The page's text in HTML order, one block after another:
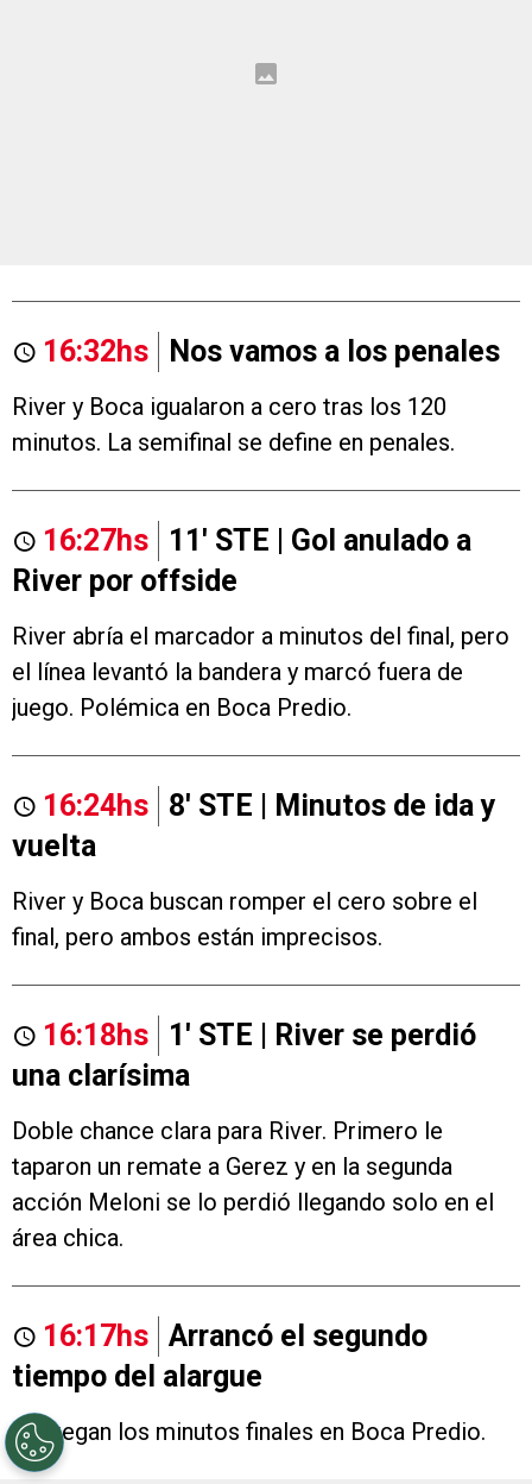
16:32hs Nos vamos a los penales
River y Boca igualaron a cero tras los 120
minutos. La semifinal se define en penales.
16:27hs
11' STE | Gol anulado a
River por offside
River abría el marcador a minutos del final, pero
el línea levantó la bandera y marcó fuera de
juego. Polémica en Boca Predio.
16:24hs
8' STE | Minutos de ida y
vuelta
River y Boca buscan romper el cero sobre el
final, pero ambos están imprecisos.
16:18hs
1' STE | River se perdió
una clarísima
Doble chance clara para River. Primero le
taparon un remate a Gerez y en la segunda
acción Meloni se lo perdió llegando solo en el
área chica.
16:17hs Arrancó el segundo
tiempo del alargue
Se juegan los minutos finales en Boca Predio.